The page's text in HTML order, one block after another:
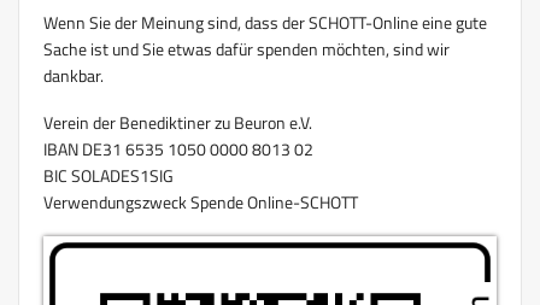
Wenn Sie der Meinung sind, dass der SCHOTT-Online eine gute
Sache ist und Sie etwas dafür spenden möchten, sind wir
dankbar.
Verein der Benediktiner zu Beuron e.V.
IBAN DE31 6535 1050 0000 8013 02
BIC SOLADES1SIG
Verwendungszweck Spende Online-SCHOTT